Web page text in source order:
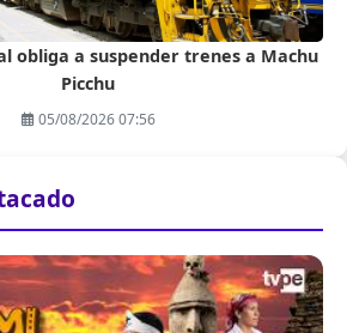
obliga a suspender trenes a Machu
Picchu
05/08/2026 07:56